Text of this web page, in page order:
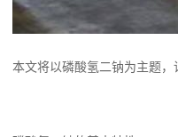
本文将以磷酸氢二钠为主题，